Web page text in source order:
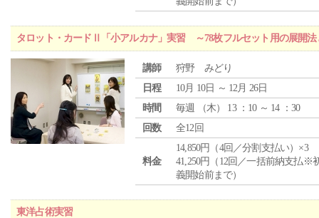
タロット・カードⅡ「小アルカナ」実習 ～78枚フルセット用の展開法
講師
狩野 みどり
日程
10月 10日 ～ 12月 26日
時間
毎週 （木） 13 ：10 ～ 14 ：30
回数
全12回
料金
14,850円（4回／分割支払い）×3
41,250円（12回／一括前納支払※
義開始前まで）
東洋占術実習